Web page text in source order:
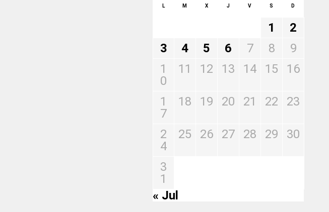
L M X J V S D
1
2
3
4 5 6 7 8
9
1
0
11 12 13 14 15 16
1
7
18 19 20 21 22 23
2
4
25 26 27 28 29 30
3
1
« Jul